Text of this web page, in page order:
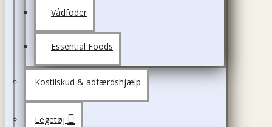
Vådfoder
Essential Foods
Kostilskud & adfærdshjælp
Legetøj